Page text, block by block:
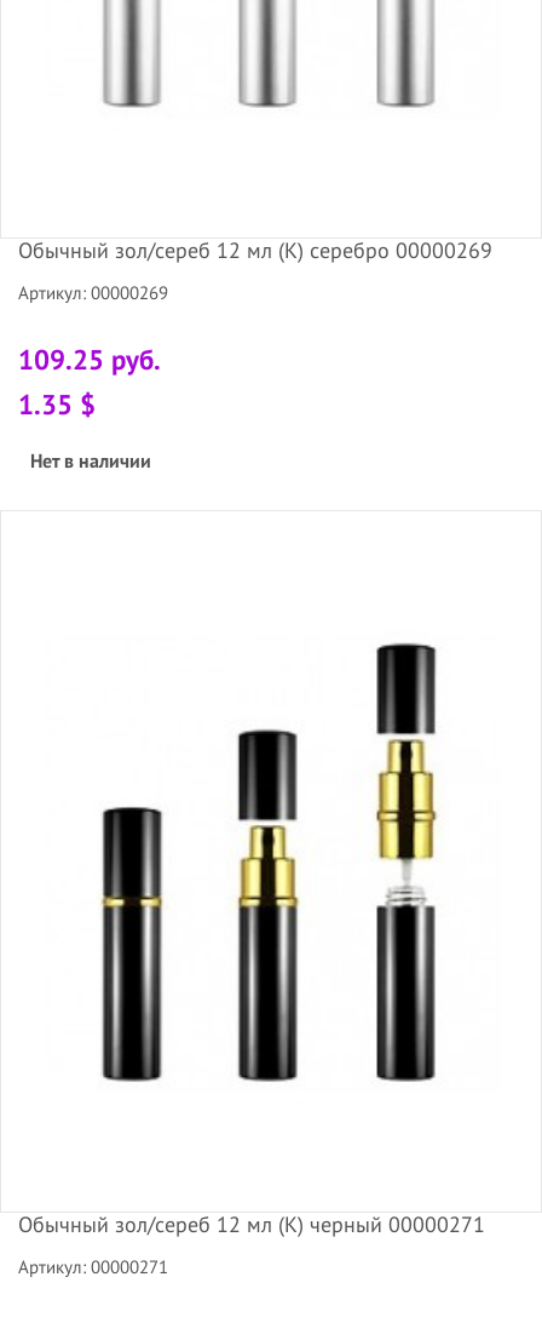
Обычный зол/сереб 12 мл (К) серебро 00000269
Артикул: 00000269
109.25 руб.
1.35 $
Нет в наличии
Обычный зол/сереб 12 мл (К) черный 00000271
Артикул: 00000271